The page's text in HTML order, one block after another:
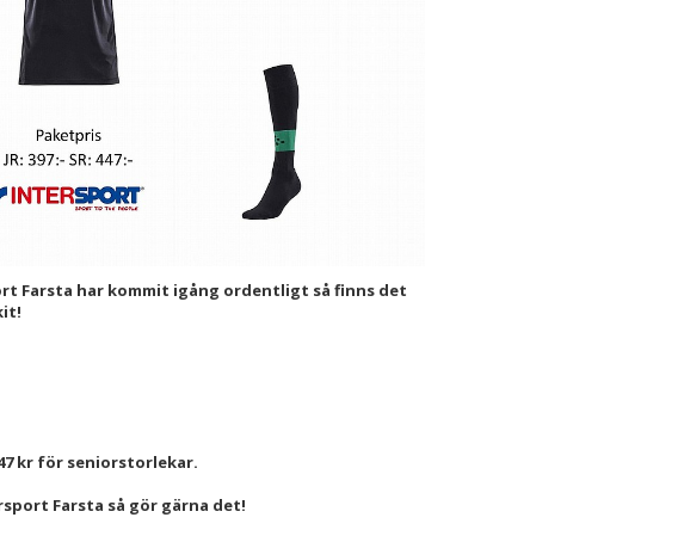
Farsta har kommit igång ordentligt så finns det
kr för seniorstorlekar.
Farsta så gör gärna det!